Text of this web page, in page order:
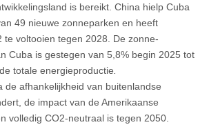
is bereikt. China hielp Cuba
49 nieuwe zonneparken en heeft
te voltooien tegen 2028. De zonne-
Cuba is gestegen van 5,8% begin 2025 tot
totale energieproductie
de afhankelijkheid van buitenlandse
de impact van de Amerikaanse
volledig CO2-neutraal is tegen 2050.